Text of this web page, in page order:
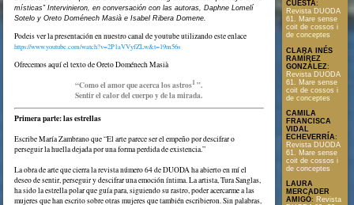
místicas” Intervinieron, en conversación con las autoras, Daphne Lomelí
Sotelo y Oreto Doménech Masià e Isabel Ribera Domene.
Podeis ver la presentación en nuestro canal de youtube utilizando este enlace
https://www.youtube.com/watch?v=2P1aVVyfZLw&t=19m56s
Ofrecemos aquí el texto de Oreto Doménech Masià
“Como el amor que acerca los astros1 ”.
Sentir el calor del cuerpo y de la mirada.
Primera parte: las estrellas
Escribe María Zambrano que “El arte parece ser el empeño por descifrar o
perseguir la huella dejada por una forma perdida de existencia.”
La obra de arte que cierra la revista número 64 de DUODA ha abierto en mí el
deseo de sentir, perseguir y descifrar una emoción íntima. La artista, Tura Sanglas,
ha sido la estrella polar que guía para, siguiendo su rastro, poder acercarme a las
mujeres que han escrito sobre otras mujeres que también escribieron. Sin palabras,
CUESTA:
Revista DUODA
61. Mare sense
coit de cossos i
de conceptes
CLARA INÉS
RAMÍREZ
GONZÁLEZ:
Revista DUODA
61. Mare sense
coit de cossos i
de conceptes
CAMILA
FRANCISCA
VIDAL
ECHEVERRÍA:
Revista DUODA
61. Mare sense
coit de cossos i
de conceptes
LAURA
MERCADER
AMIGÓ: Revista